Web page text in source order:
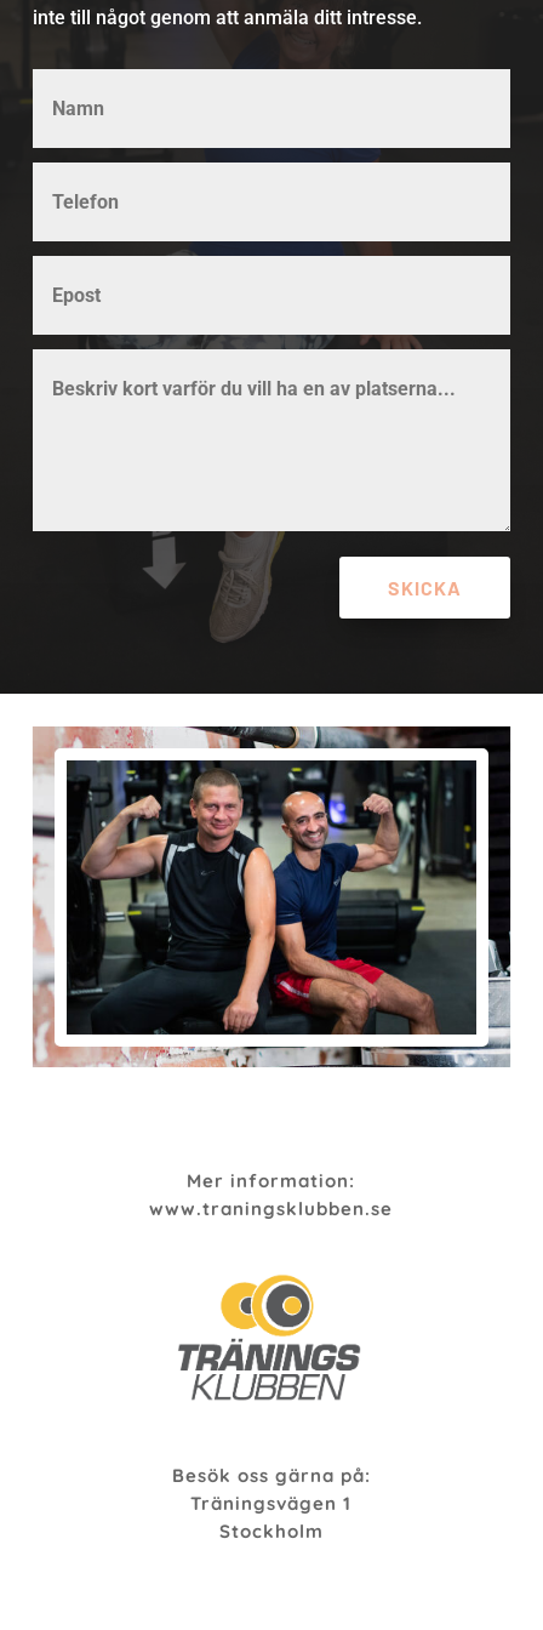
inte till något genom att anmäla ditt intresse.
SKICKA
Mer information:
www.traningsklubben.se
Besök oss gärna på:
Träningsvägen 1
Stockholm